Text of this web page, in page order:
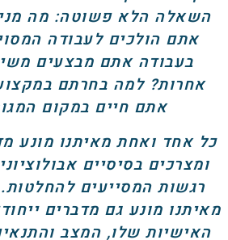
השאלה הלא פשוטה: מה
אתם הולכים לעבודה
בעבודה אתם מבצעים
אחרות? למה בחרתם
אתם חיים במקום
כל אחד ואחת מאיתנו מונע
ומצרכים בסיסיים
רגשות המסייעים
מאיתנו מונע גם מדברים
האישיות שלו, המצב